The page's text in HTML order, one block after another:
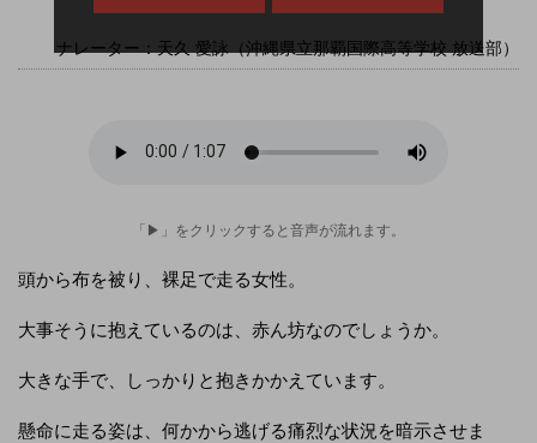
ナレーター：天久 愛詠（沖縄県立那覇国際高等学校 放送部）
「▶」をクリックすると音声が流れます。
頭から布を被り、裸足で走る女性。
大事そうに抱えているのは、赤ん坊なのでしょうか。
大きな手で、しっかりと抱きかかえています。
懸命に走る姿は、何かから逃げる痛烈な状況を暗示させま